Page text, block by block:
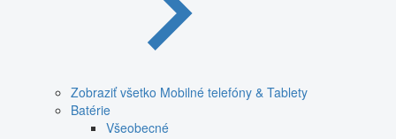
Zobraziť všetko Mobilné telefóny & Tablety
Batérie
Všeobecné